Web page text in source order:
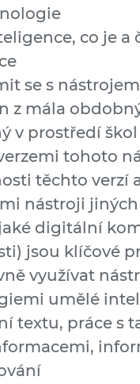
co je a
se s
z mála
v prostředí
tohoto
těchto verzí
nástroji
digitální
jsou klíčové
využívat
umělé
textu, práce s